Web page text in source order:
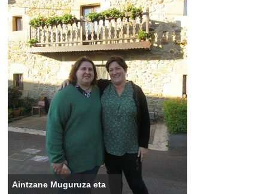
Aintzane Muguruza eta